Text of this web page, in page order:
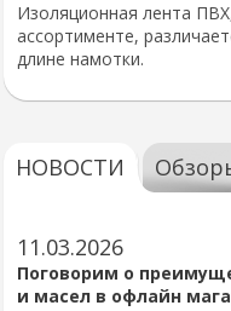
Изоляционная лента
ассортименте,
длине намотки.
НОВОСТИ
11.03.2026
Поговорим о
и масел в офлайн